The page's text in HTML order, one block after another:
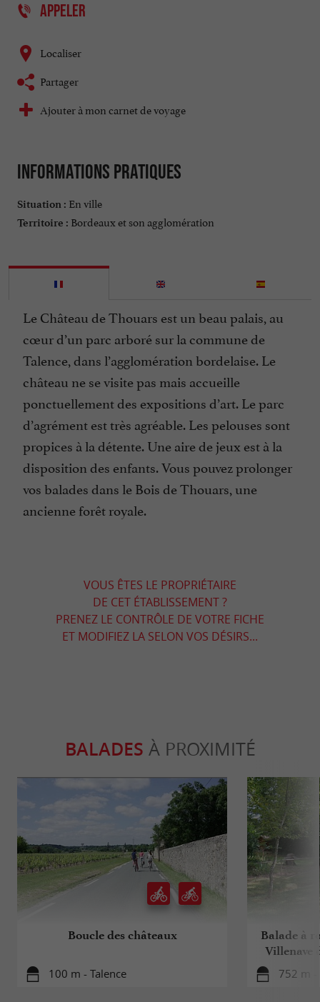
APPELER
Localiser
Partager
Ajouter à mon carnet de voyage
Informations pratiques
Situation : En ville
Territoire : Bordeaux et son agglomération
Le Château de Thouars est un beau palais, au
cœur d’un parc arboré sur la commune de
Talence, dans l’agglomération bordelaise. Le
château ne se visite pas mais accueille
ponctuellement des expositions d’art. Le parc
d’agrément est très agréable. Les pelouses sont
propices à la détente. Une aire de jeux est à la
disposition des enfants. Vous pouvez prolonger
vos balades dans le Bois de Thouars, une
ancienne forêt royale.
VOUS ÊTES LE PROPRIÉTAIRE
DE CET ÉTABLISSEMENT ?
PRENEZ LE CONTRÔLE DE VOTRE FICHE
ET MODIFIEZ LA SELON VOS DÉSIRS...
BALADES À PROXIMITÉ
Boucle des châteaux
100 m - Talence
Balade à
Villenave
752 m